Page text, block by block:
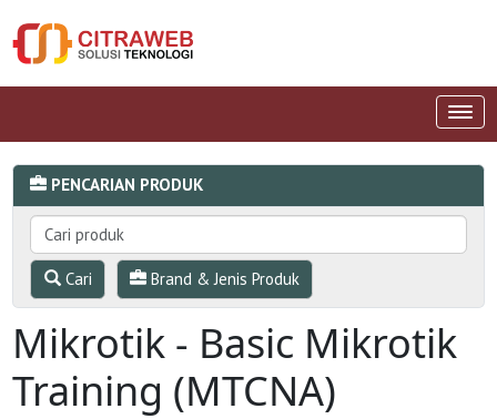
PENCARIAN PRODUK
Cari Brand & Jenis Produk
Mikrotik - Basic Mikrotik
Training (MTCNA)